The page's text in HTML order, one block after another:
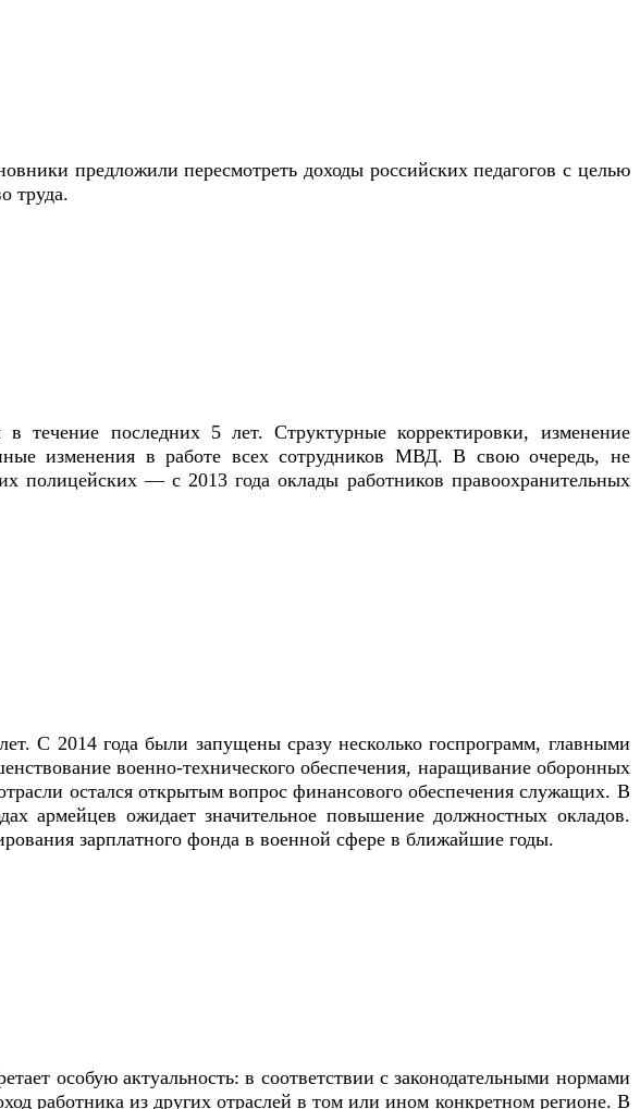
предложили пересмотреть доходы российских педагогов с целью
труда.
в течение последних 5 лет. Структурные корректировки, изменение
изменения в работе всех сотрудников МВД. В свою очередь, не
полицейских — с 2013 года оклады работников правоохранительных
С 2014 года были запущены сразу несколько госпрограмм, главными
военно-технического обеспечения, наращивание оборонных
остался открытым вопрос финансового обеспечения служащих. В
армейцев ожидает значительное повышение должностных окладов.
зарплатного фонда в военной сфере в ближайшие годы.
особую актуальность: в соответствии с законодательными нормами
работника из других отраслей в том или ином конкретном регионе. В